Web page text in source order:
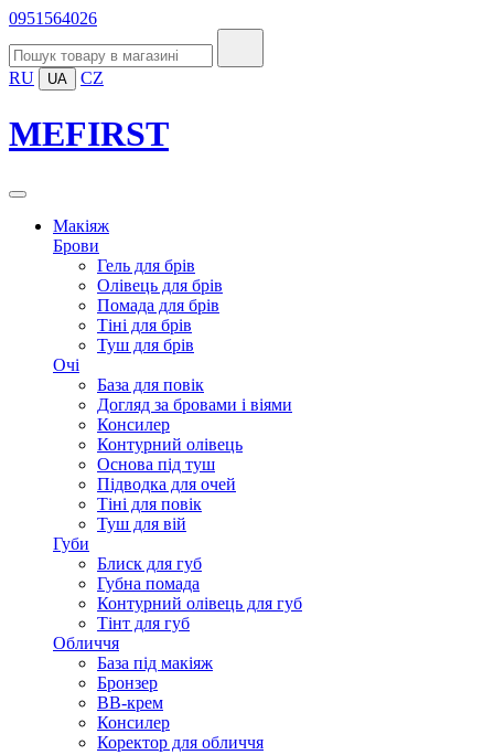
0951564026
RU UA CZ
MEFIRST
Макіяж
Брови
Гель для брів
Олівець для брів
Помада для брів
Тіні для брів
Туш для брів
Очі
База для повік
Догляд за бровами і віями
Консилер
Контурний олівець
Основа під туш
Підводка для очей
Тіні для повік
Туш для вій
Губи
Блиск для губ
Губна помада
Контурний олівець для губ
Тінт для губ
Обличчя
База під макіяж
Бронзер
ВВ-крем
Консилер
Коректор для обличчя